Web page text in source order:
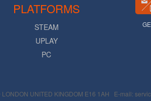
PLATFORMS
STEAM
UPLAY
PC
UNITED KINGDOM E16 1AH E-mail: